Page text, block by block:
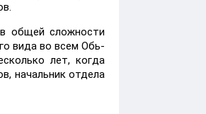
общей сложности
вида во всем Обь-
лет, когда
начальник отдела